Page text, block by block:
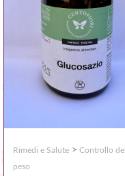
Rimedi e Salute > Controllo del
peso